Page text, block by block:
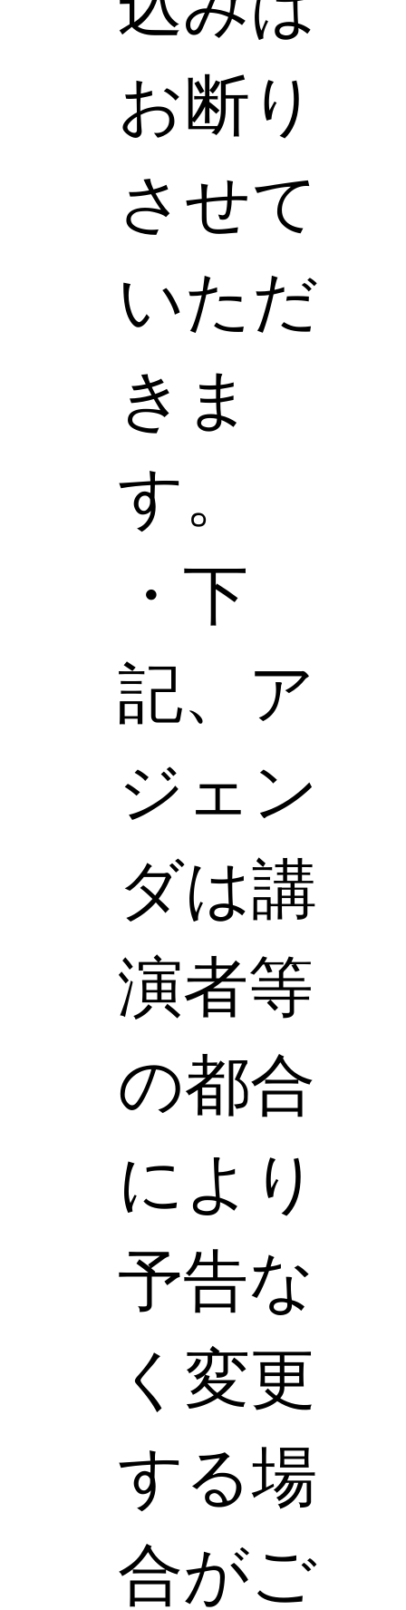
お断り
させて
いただ
きま
す。
・下
記、ア
ジェン
ダは講
演者等
の都合
により
予告な
く変更
する場
合がご